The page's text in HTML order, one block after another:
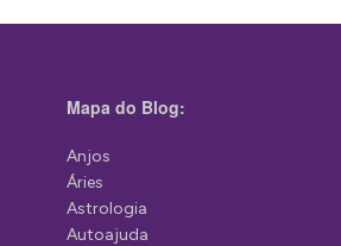
Mapa do Blog:
Anjos
Áries
Astrologia
Autoajuda